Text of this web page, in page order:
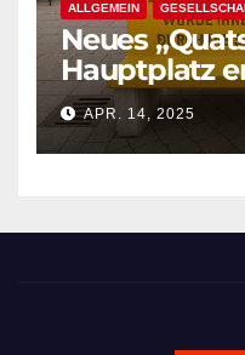
ALLGEMEIN
Neues
Hauptplatz
APR. 14, 2025